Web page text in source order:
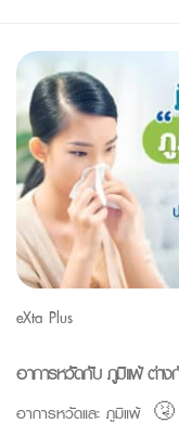
eXta Plus
อาการหวัดกับ ภูมิแพ้ ต่าง
อาการหวัดและ ภูมิแพ้ 🤧